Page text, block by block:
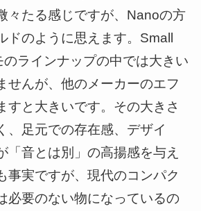
々たる感じですが、Nanoの方
ドのように思えます。Small
ラインナップの中では大きい
せんが、他のメーカーのエフ
すと大きいです。その大きさ
、足元での存在感、デザイ
「音とは別」の高揚感を与え
事実ですが、現代のコンパク
必要のない物になっているの